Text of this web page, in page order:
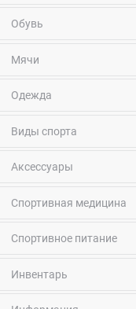
Обувь
Мячи
Одежда
Виды спорта
Аксессуары
Спортивная медицина
Спортивное питание
Инвентарь